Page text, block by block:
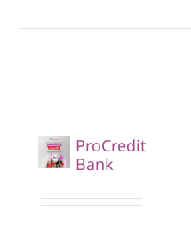
ProCredit
Bank